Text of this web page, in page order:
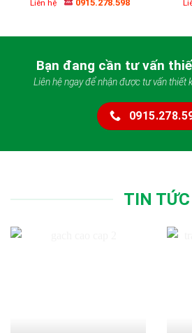
Liên hệ 0915.278.598
Bạn đang cần tư vấn
Liên hệ ngay để nhận được tư vấn thiết
TIN TỨC